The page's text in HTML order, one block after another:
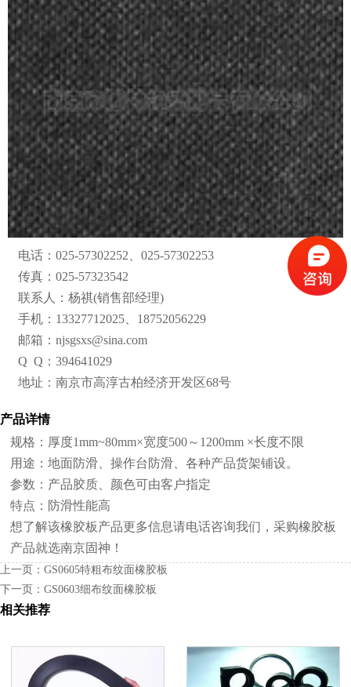
电话：025-57302252、025-57302253
传真：025-57323542
联系人：杨祺(销售部经理)
手机：13327712025、18752056229
邮箱：njsgsxs@sina.com
Q Q：394641029
地址：南京市高淳古柏经济开发区68号
产品详情
规格：厚度1mm~80mm×宽度500～1200mm ×长度不限
用途：地面防滑、操作台防滑、各种产品货架铺设。
参数：产品胶质、颜色可由客户指定
特点：防滑性能高
想了解该橡胶板产品更多信息请电话咨询我们，采购橡胶板
产品就选南京固神！
上一页： GS0605特粗布纹面橡胶板
下一页： GS0603细布纹面橡胶板
相关推荐